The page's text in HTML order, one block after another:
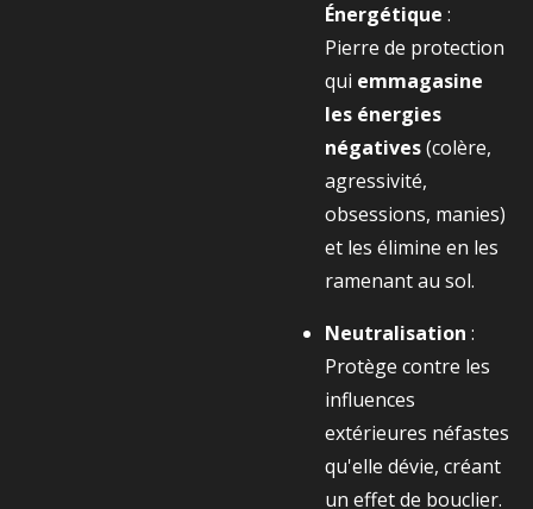
Énergétique :
Pierre de protection
qui emmagasine
les énergies
négatives(colère,
agressivité,
obsessions, manies)
et les élimine en les
ramenant au sol.
Neutralisation :
Protège contre les
influences
extérieures néfastes
qu'elle dévie, créant
un effet de bouclier.